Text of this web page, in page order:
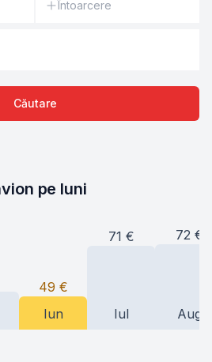
Întoarcere
Căutare
pe luni
49 €
Iun
71 €
Iul
72 €
Aug